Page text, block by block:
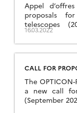
Appel
proposals
telescopes
télescopes
ouvertes du
proposals
March 20th to
16.03.2022
CALL FOR
The
a new call
(September